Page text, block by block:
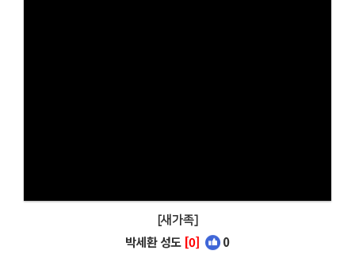
[새가족]
박세환 성도 [0] 0